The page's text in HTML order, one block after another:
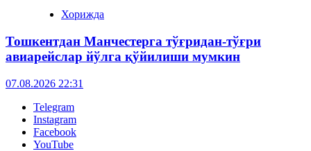
Хорижда
Тошкентдан Манчестерга тўғридан-тўғри
авиарейслар йўлга қўйилиши мумкин
07.08.2026 22:31
Telegram
Instagram
Facebook
YouTube